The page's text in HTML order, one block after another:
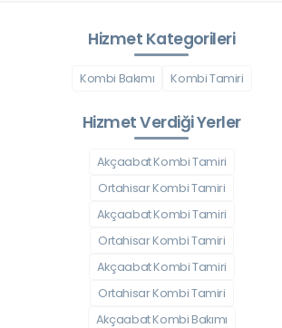
Hizmet Kategorileri
Kombi Bakımı Kombi Tamiri
Hizmet Verdiği Yerler
Akçaabat Kombi Tamiri
Ortahisar Kombi Tamiri
Akçaabat Kombi Tamiri
Ortahisar Kombi Tamiri
Akçaabat Kombi Tamiri
Ortahisar Kombi Tamiri
Akçaabat Kombi Bakımı